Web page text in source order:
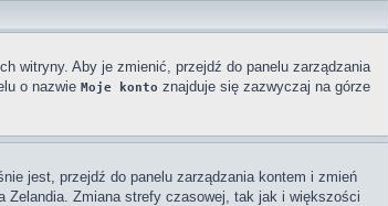
witryny. Aby je zmienić, przejdź do panelu zarządzania
o nazwie Moje konto znajduje się zazwyczaj na górze
jest, przejdź do panelu zarządzania kontem i zmień
Zelandia. Zmiana strefy czasowej, tak jak i większości